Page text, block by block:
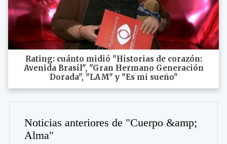
Rating: cuánto midió "Historias de corazón:
Avenida Brasil", "Gran Hermano Generación
Dorada", "LAM" y "Es mi sueño"
Noticias anteriores de "Cuerpo &amp;
Alma"